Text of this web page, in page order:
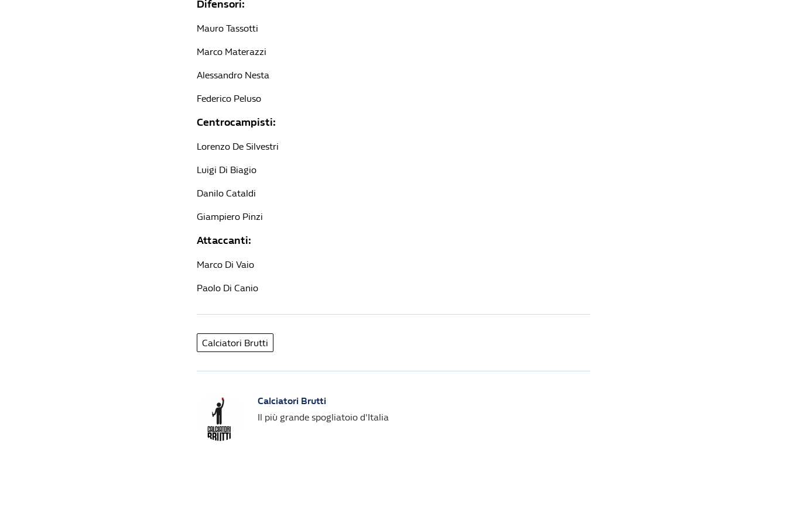
Difensori:
Mauro Tassotti
Marco Materazzi
Alessandro Nesta
Federico Peluso
Centrocampisti:
Lorenzo De Silvestri
Luigi Di Biagio
Danilo Cataldi
Giampiero Pinzi
Attaccanti:
Marco Di Vaio
Paolo Di Canio
Calciatori Brutti
Calciatori Brutti
Il più grande spogliatoio d'Italia